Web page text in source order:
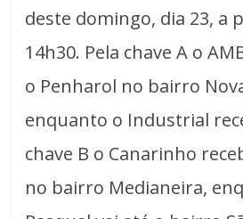
deste domingo, dia 23, a
14h30. Pela chave A o
o Penharol no bairro
enquanto o Industrial
chave B o Canarinho
no bairro Medianeira,